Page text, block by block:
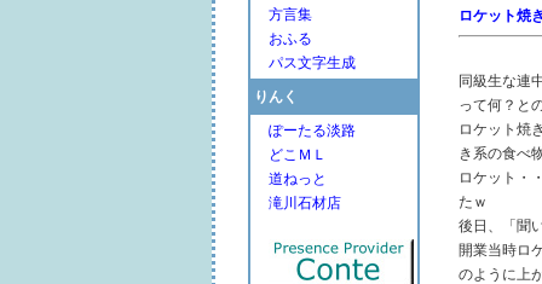
方言集
おふる
パス文字生成
りんく
ぽーたる淡路
どこＭＬ
道ねっと
滝川石材店
ロケット焼
同級生な連
って何？と
ロケット焼
き系の食べ
ロケット・
たｗ
後日、「聞
開業当時ロ
のように上